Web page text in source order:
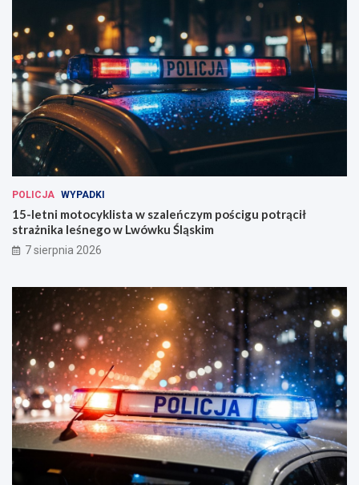
POLICJA WYPADKI
15-letni motocyklista w szaleńczym pościgu potrącił
strażnika leśnego w Lwówku Śląskim
7 sierpnia 2026